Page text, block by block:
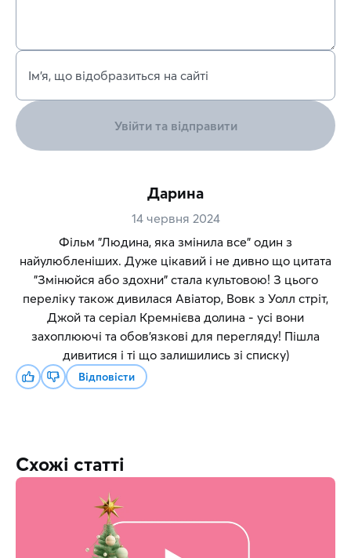
Ім’я, що відобразиться на сайті
Увійти та відправити
Дарина
14 червня 2024
Фільм "Людина, яка змінила все" один з
найулюбленіших. Дуже цікавий і не дивно що цитата
"Змінюйся або здохни" стала культовою! З цього
переліку також дивилася Авіатор, Вовк з Уолл стріт,
Джой та серіал Кремнієва долина - усі вони
захоплюючі та обов'язкові для перегляду! Пішла
дивитися і ті що залишились зі списку)
Відповісти
Схожі статті